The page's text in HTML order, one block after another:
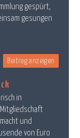
gespürt,
gesungen
Beitrag anzeigen
in
und
von Euro